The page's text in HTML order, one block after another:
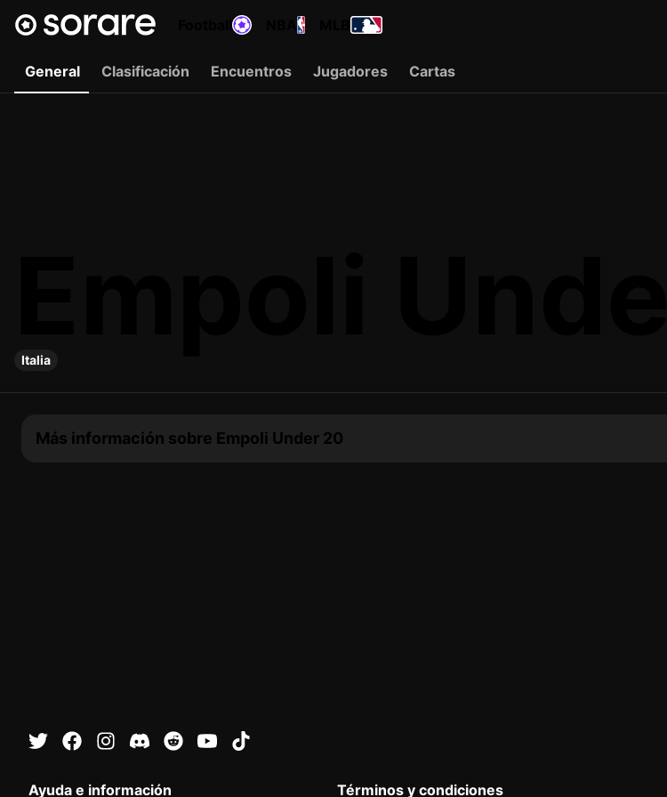
General Clasificación Encuentros Jugadores Cartas
Italia
Más información sobre Empoli Under 20
Ayuda e información Términos y condiciones